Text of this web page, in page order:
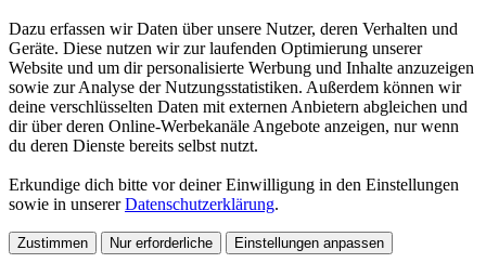
Dazu erfassen wir Daten über unsere Nutzer, deren Verhalten und
Geräte. Diese nutzen wir zur laufenden Optimierung unserer
Website und um dir personalisierte Werbung und Inhalte anzuzeigen
sowie zur Analyse der Nutzungsstatistiken. Außerdem können wir
deine verschlüsselten Daten mit externen Anbietern abgleichen und
dir über deren Online-Werbekanäle Angebote anzeigen, nur wenn
du deren Dienste bereits selbst nutzt.
Erkundige dich bitte vor deiner Einwilligung in den Einstellungen
sowie in unsererDatenschutzerklärung.
Zustimmen Nur erforderliche Einstellungen anpassen